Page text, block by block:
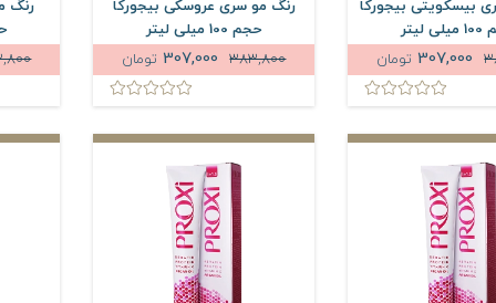
بیسکویتی بیجورکا
تومان
رنگ مو سری عروسکی بیجورکا
حجم 100 میلی لیتر
383,800
تومان
رنگ